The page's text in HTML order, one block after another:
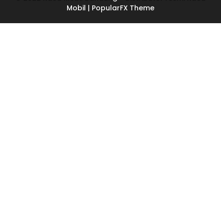
Mobil | PopularFX Theme